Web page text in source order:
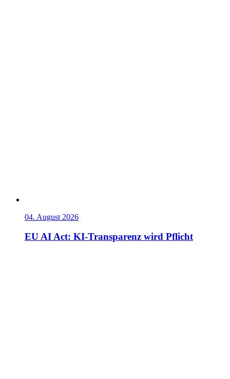
04. August 2026
EU AI Act: KI-Transparenz wird Pflicht